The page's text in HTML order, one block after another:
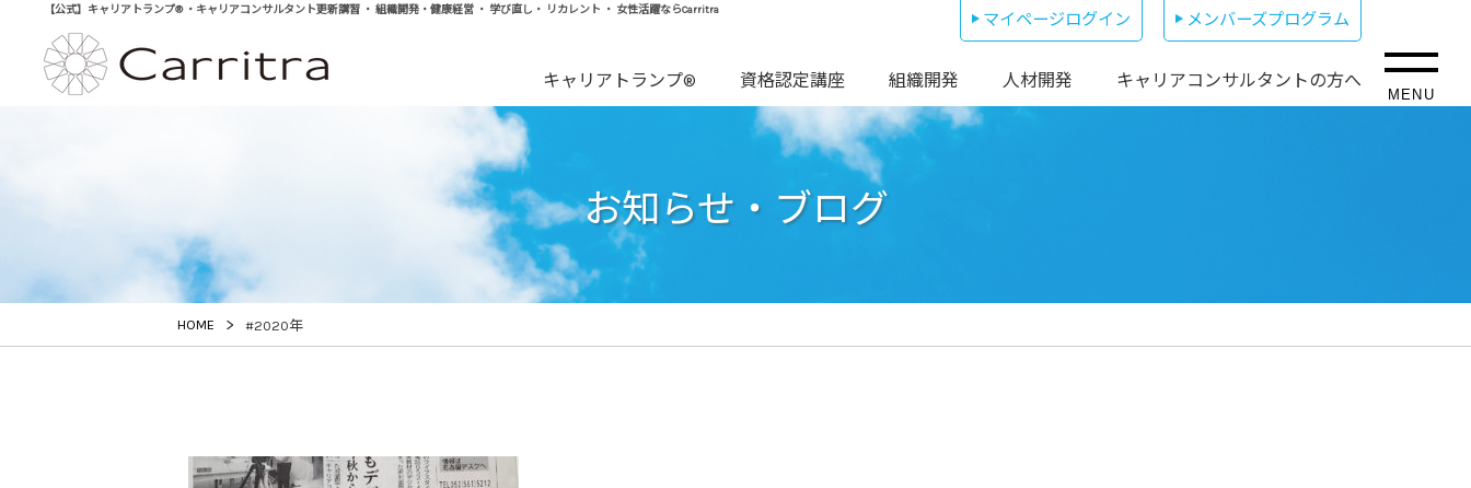
【公式】キャリアトランプ® ・キャリアコンサルタント更新講習 ・ 組織開発・健康経営 ・ 学び直し・ リカレント ・ 女性活躍ならCarritra マイページログイン メンバーズプログラム
キャリアトランプ® 資格認定講座 組織開発 人材開発 キャリアコンサルタントの方へ
MENU
お知らせ・ブログ
HOME > #2020年